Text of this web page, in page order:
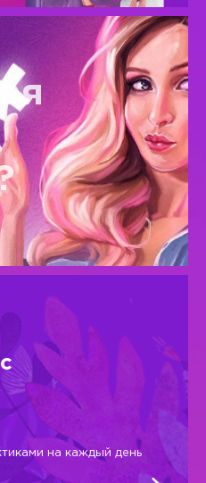
на каждый день